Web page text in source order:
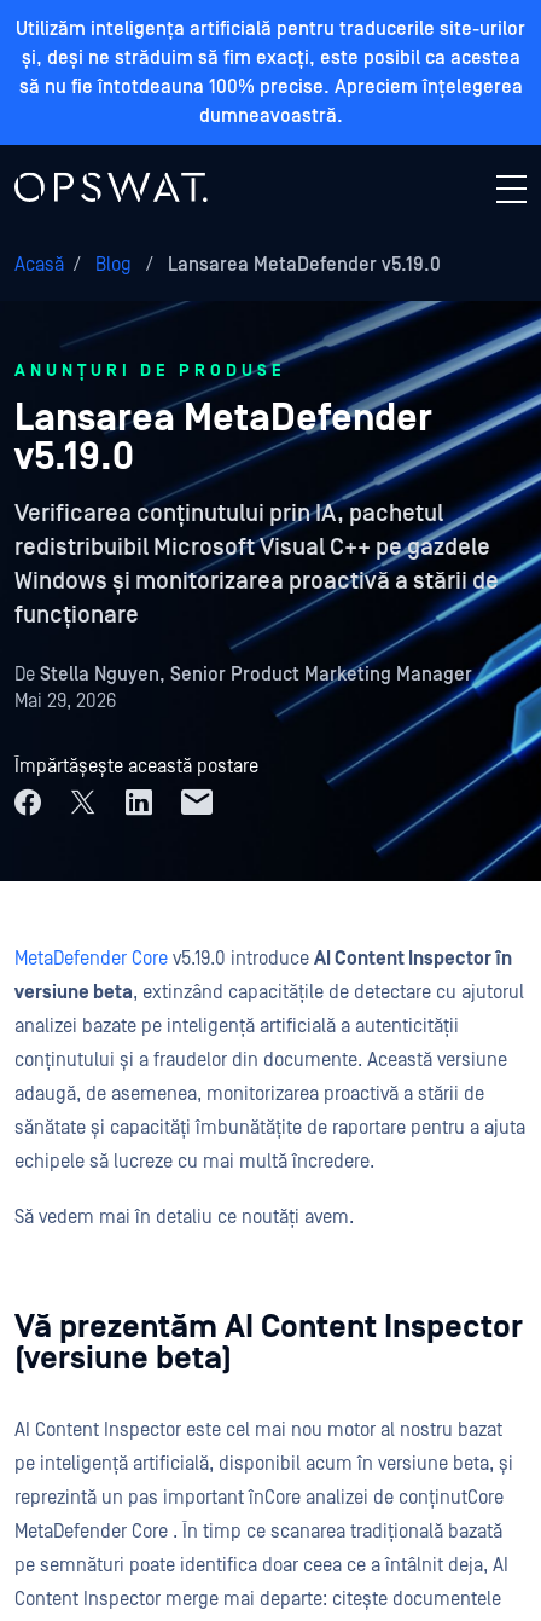
Utilizăm inteligența artificială pentru traducerile site-urilor
și, deși ne străduim să fim exacți, este posibil ca acestea
să nu fie întotdeauna 100% precise. Apreciem înțelegerea
dumneavoastră.
Acasă / Blog / Lansarea MetaDefender v5.19.0
ANUNȚURI DE PRODUSE
Lansarea MetaDefender
v5.19.0
Verificarea conținutului prin IA, pachetul
redistribuibil Microsoft Visual C++ pe gazdele
Windows și monitorizarea proactivă a stării de
funcționare
De Stella Nguyen, Senior Product Marketing Manager
Mai 29, 2026
Împărtășește această postare
MetaDefender Core v5.19.0 introduce AI Content Inspector în
versiune beta, extinzând capacitățile de detectare cu ajutorul
analizei bazate pe inteligență artificială a autenticității
conținutului și a fraudelor din documente. Această versiune
adaugă, de asemenea, monitorizarea proactivă a stării de
sănătate și capacități îmbunătățite de raportare pentru a ajuta
echipele să lucreze cu mai multă încredere.
Să vedem mai în detaliu ce noutăți avem.
Vă prezentăm AI Content Inspector
(versiune beta)
AI Content Inspector este cel mai nou motor al nostru bazat
pe inteligență artificială, disponibil acum în versiune beta, și
reprezintă un pas important înCore analizei de conținutCore
MetaDefender Core . În timp ce scanarea tradițională bazată
pe semnături poate identifica doar ceea ce a întâlnit deja, AI
Content Inspector merge mai departe: citește documentele